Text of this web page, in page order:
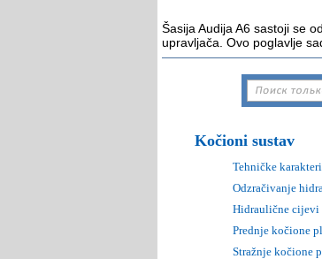
Šasija Audija A6 sastoji se
upravljača. Ovo poglavlje
Kočioni sustav
Tehničke
Odzračivanje
Hidraulične cijevi
Prednje kočione
Stražnje kočione